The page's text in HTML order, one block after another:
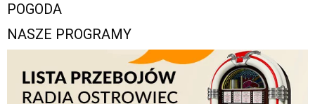
POGODA
NASZE PROGRAMY